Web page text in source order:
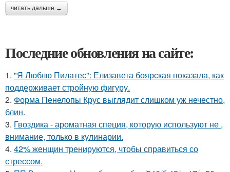
читать дальше →
Последние обновления на сайте:
1. "Я Люблю Пилатес": Елизавета боярская показала, как
поддерживает стройную фигуру.
2. Форма Пенелопы Крус выглядит слишком уж нечестно,
блин.
3. Гвоздика - ароматная специя, которую используют не ,
внимание, только в кулинарии.
4. 42% женщин тренируются, чтобы справиться со
стрессом.